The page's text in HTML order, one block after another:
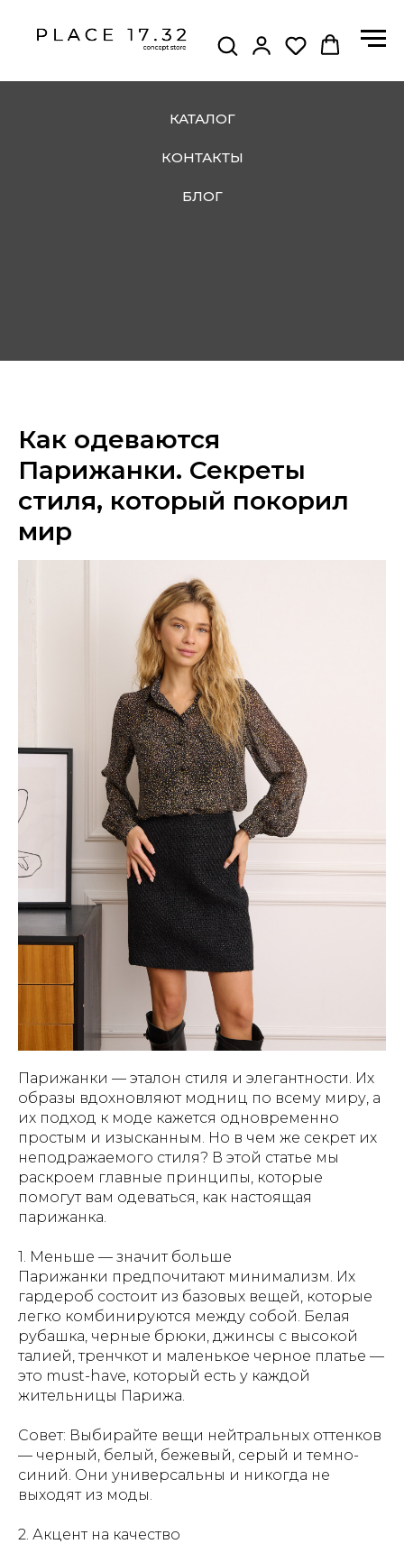
КАТАЛОГ
КОНТАКТЫ
БЛОГ
Как одеваются
Парижанки. Секреты
стиля, который покорил
мир
Парижанки — эталон стиля и элегантности. Их
образы вдохновляют модниц по всему миру, а
их подход к моде кажется одновременно
простым и изысканным. Но в чем же секрет их
неподражаемого стиля? В этой статье мы
раскроем главные принципы, которые
помогут вам одеваться, как настоящая
парижанка.
1. Меньше — значит больше
Парижанки предпочитают минимализм. Их
гардероб состоит из базовых вещей, которые
легко комбинируются между собой. Белая
рубашка, черные брюки, джинсы с высокой
талией, тренчкот и маленькое черное платье —
это must-have, который есть у каждой
жительницы Парижа.
Совет: Выбирайте вещи нейтральных оттенков
— черный, белый, бежевый, серый и темно-
синий. Они универсальны и никогда не
выходят из моды.
2. Акцент на качество